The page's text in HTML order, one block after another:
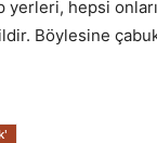
yerleri, hepsi
Böylesine